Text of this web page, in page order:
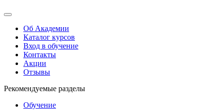
Об Академии
Каталог курсов
Вход в обучение
Контакты
Акции
Отзывы
Рекомендуемые разделы
Обучение